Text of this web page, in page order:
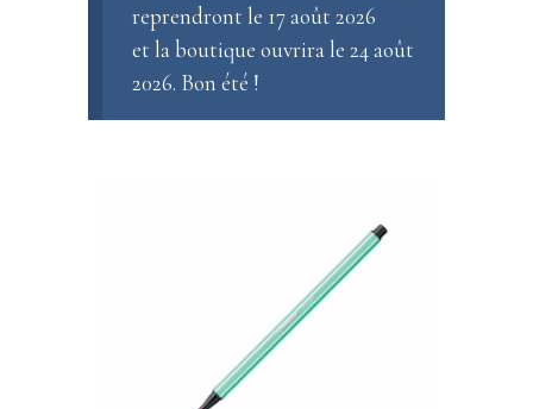
reprendront le 17 août 2026
et la boutique ouvrira le 24 août
2026. Bon été !